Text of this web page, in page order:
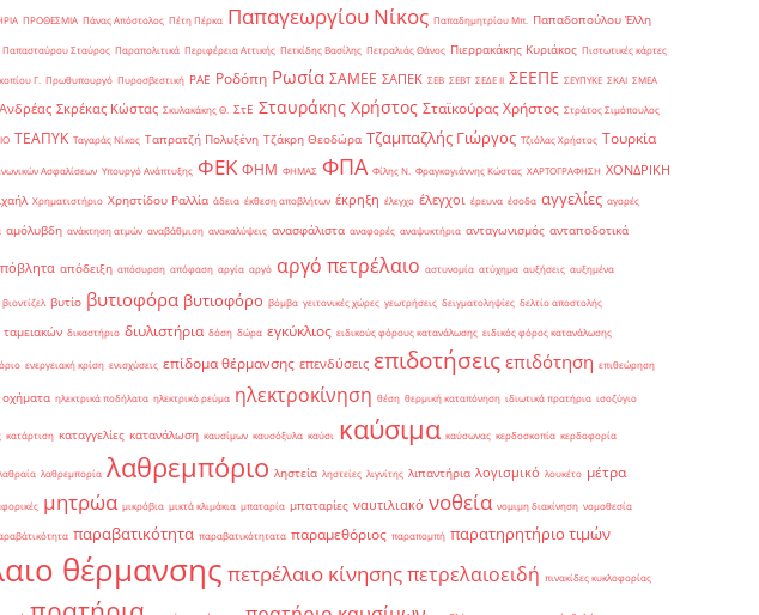
ΠΡΟΘΕΣΜΙΑ Πάνας Απόστολος Πέτη Πέρκα Παπαγεωργίου Νίκος Παπαδημητρίου Μπ. Παπαδοπούλου Έλλη
Παπασταύρου Σταύρος Παραπολιτικά Περιφέρεια Αττικής Πετκίδης Βασίλης Πετραλιάς Θάνος Πιερρακάκης Κυριάκος Πιστωτικές κάρτες
Γ. Πρωθυπουργό Πυροσβεστική ΡΑΕ Ροδόπη Ρωσία ΣΑΜΕΕ ΣΑΠΕΚ ΣΕΒ ΣΕΒΤ ΣΕΔΕ ΙΙ ΣΕΕΠΕ ΣΕΥΠΥΚΕ ΣΚΑΙ ΣΜΕΑ
Σκρέκας Κώστας Σκυλακάκης Θ. ΣτΕ Σταυράκης Χρήστος Σταϊκούρας Χρήστος Στράτος Σιμόπουλος
ΤΕΑΠΥΚ Ταγαράς Νίκος Ταπρατζή Πολυξένη Τζάκρη Θεοδώρα Τζαμπαζλής Γιώργος Τζιόλας Χρήστος Τουρκία
Ασφαλίσεων Υπουργό Ανάπτυξης ΦΕΚ ΦΗΜ ΦΗΜΑΣ ΦΠΑ Φίλης Ν. Φραγκογιάννης Κώστας ΧΑΡΤΟΓΡΑΦΗΣΗ ΧΟΝΔΡΙΚΗ
Χρηματιστήριο Χρηστίδου Ραλλία άδεια έκθεση αποβλήτων έκρηξη έλεγχο έλεγχοι έρευνα έσοδα αγγελίες αγορές
αμόλυβδη ανάκτηση ατμών αναβάθμιση ανακαλύψεις ανασφάλιστα αναφορές αναψυκτήρια ανταγωνισμός ανταποδοτικά
απόδειξη απόσυρση απόφαση αργία αργό αργό πετρέλαιο αστυνομία ατύχημα αυξήσεις αυξημένα
βιοντίζελ βυτίο βυτιοφόρα βυτιοφόρο βόμβα γειτονικές χώρες γεωτρήσεις δειγματοληψίες δελτίο αποστολής
δικαστήριο διυλιστήρια δόση δώρα εγκύκλιος ειδικούς φόρους κατανάλωσης ειδικός φόρος κατανάλωσης
ενεργειακή κρίση ενισχύσεις επίδομα θέρμανσης επενδύσεις επιδοτήσεις επιδότηση επιθεώρηση
οχήματα ηλεκτρικά ποδήλατα ηλεκτρικό ρεύμα ηλεκτροκίνηση θέση θερμική καταπόνηση ιδιωτικά πρατήρια ισοζύγιο
κατάρτιση καταγγελίες κατανάλωση καυσίμων καυσόξυλα καύσι καύσιμα καύσωνας κερδοσκοπία κερδοφορία
λαθρεμπορία λαθρεμπόριο ληστεία ληστείες λιγνίτης λιπαντήρια λογισμικό λουκέτο μέτρα
μητρώα μικρόβια μικτά κλιμάκια μπαταρία μπαταρίες ναυτιλιακό νοθεία νομιμη διακίνηση νομοθεσία
παραβατικότητα παραβατικότητατα παραμεθόριος παραπομπή παρατηρητήριο τιμών
θέρμανσης πετρέλαιο κίνησηςπετρελαιοειδή πινακίδες κυκλοφορίας